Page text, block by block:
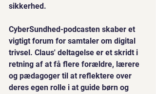
sikkerhed.
CyberSundhed-podcasten skaber et
vigtigt forum for samtaler om digital
trivsel. Claus' deltagelse er et skridt i
retning af at få flere forældre, lærere
og pædagoger til at reflektere over
deres egen rolle i at guide børn og